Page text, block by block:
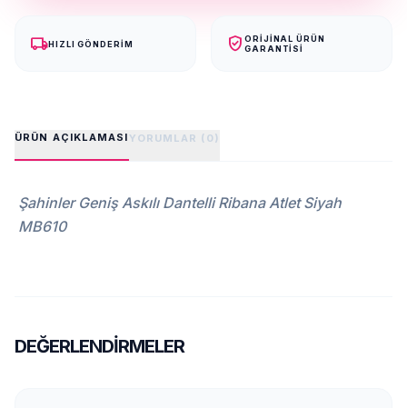
local_shippingHIZLI GÖNDERIM verified_user ORIJINAL ÜRÜN
GARANTISI
ÜRÜN AÇIKLAMASIYORUMLAR (0)
Şahinler Geniş Askılı Dantelli Ribana Atlet Siyah
MB610
DEĞERLENDIRMELER